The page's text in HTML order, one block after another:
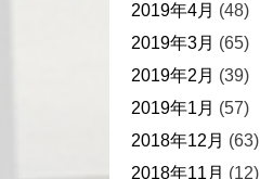
2019年4月 (48)
2019年3月 (65)
2019年2月 (39)
2019年1月 (57)
2018年12月 (63)
2018年11月 (12)